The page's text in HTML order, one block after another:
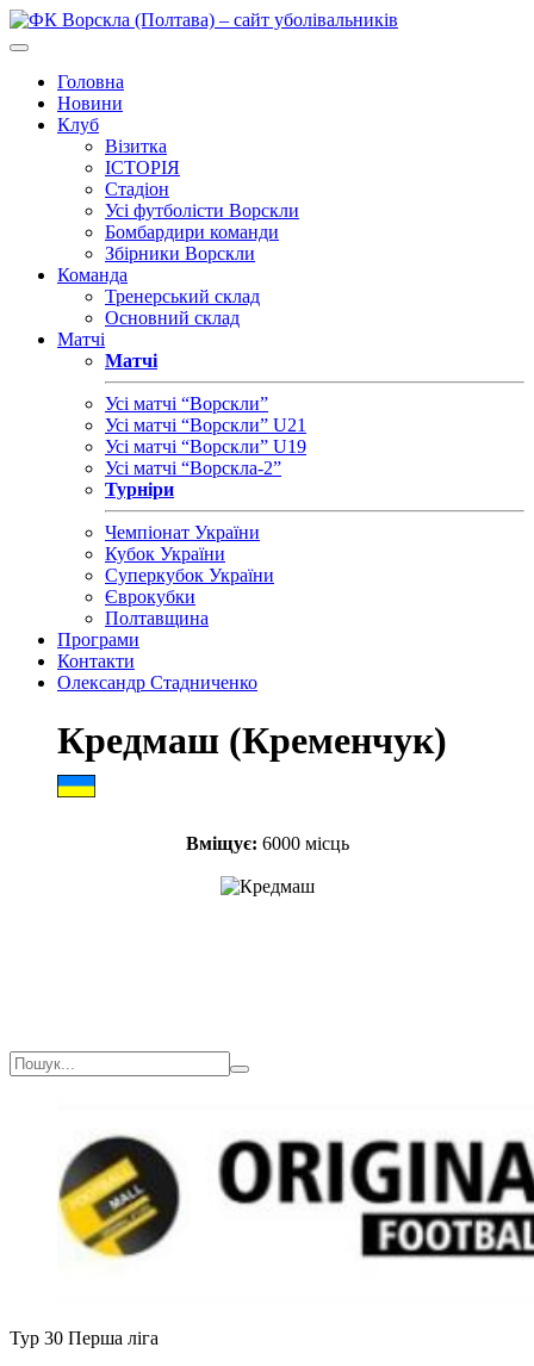
Головна
Новини
Клуб
Візитка
ІСТОРІЯ
Стадіон
Усі футболісти Ворскли
Бомбардири команди
Збірники Ворскли
Команда
Тренерський склад
Основний склад
Матчі
Матчі
Усі матчі “Ворскли”
Усі матчі “Ворскли” U21
Усі матчі “Ворскли” U19
Усі матчі “Ворскла-2”
Турніри
Чемпіонат України
Кубок України
Суперкубок України
Єврокубки
Полтавщина
Програми
Контакти
Олександр Стадниченко
Кредмаш (Кременчук)
Вміщує: 6000 місць
Тур 30 Перша ліга